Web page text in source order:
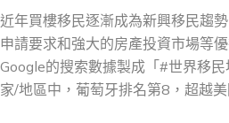
近年買樓移民逐漸成為新興移民趨
申請要求和強大的房產投資市場等
Google的搜索數據製成「#世界移
家/地區中，葡萄牙排名第8，超越美